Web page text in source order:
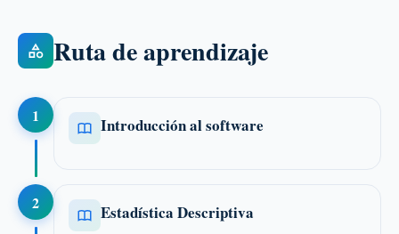
Ruta de aprendizaje
1 Introducción al software
2 Estadística Descriptiva